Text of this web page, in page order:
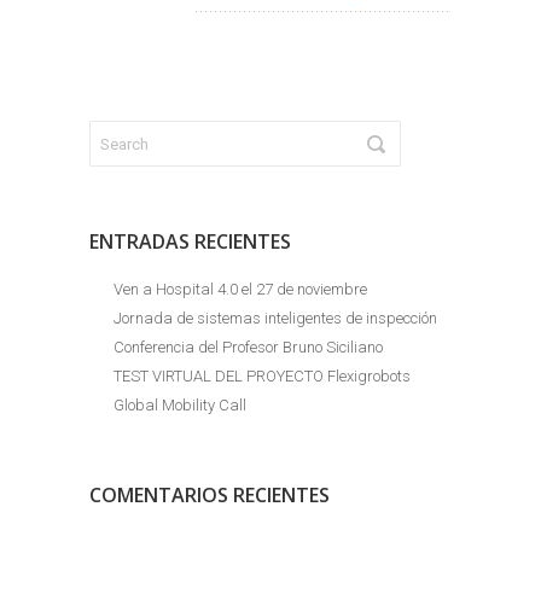
ENTRADAS RECIENTES
Ven a Hospital 4.0 el 27 de noviembre
Jornada de sistemas inteligentes de inspección
Conferencia del Profesor Bruno Siciliano
TEST VIRTUAL DEL PROYECTO Flexigrobots
Global Mobility Call
COMENTARIOS RECIENTES